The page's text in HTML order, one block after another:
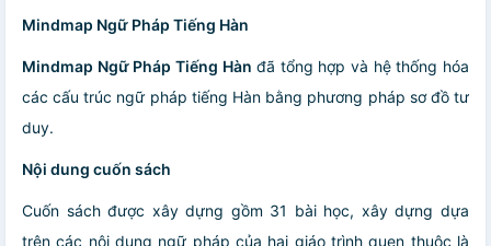
Mindmap Ngữ Pháp Tiếng Hàn
Mindmap Ngữ Pháp Tiếng Hàn đã tổng hợp và hệ thống hóa
các cấu trúc ngữ pháp tiếng Hàn bằng phương pháp sơ đồ tư
duy.
Nội dung cuốn sách
Cuốn sách được xây dựng gồm 31 bài học, xây dựng dựa
trên các nội dung ngữ pháp của hai giáo trình quen thuộc là